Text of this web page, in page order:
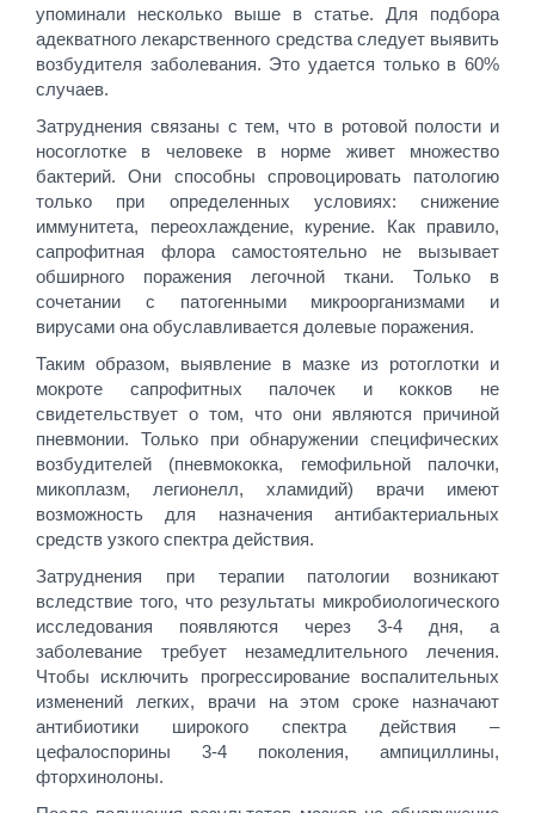
упоминали несколько выше в статье. Для подбора
адекватного лекарственного средства следует выявить
возбудителя заболевания. Это удается только в 60%
случаев.
Затруднения связаны с тем, что в ротовой полости и
носоглотке в человеке в норме живет множество
бактерий. Они способны спровоцировать патологию
только при определенных условиях: снижение
иммунитета, переохлаждение, курение. Как правило,
сапрофитная флора самостоятельно не вызывает
обширного поражения легочной ткани. Только в
сочетании с патогенными микроорганизмами и
вирусами она обуславливается долевые поражения.
Таким образом, выявление в мазке из ротоглотки и
мокроте сапрофитных палочек и кокков не
свидетельствует о том, что они являются причиной
пневмонии. Только при обнаружении специфических
возбудителей (пневмококка, гемофильной палочки,
микоплазм, легионелл, хламидий) врачи имеют
возможность для назначения антибактериальных
средств узкого спектра действия.
Затруднения при терапии патологии возникают
вследствие того, что результаты микробиологического
исследования появляются через 3-4 дня, а
заболевание требует незамедлительного лечения.
Чтобы исключить прогрессирование воспалительных
изменений легких, врачи на этом сроке назначают
антибиотики широкого спектра действия –
цефалоспорины 3-4 поколения, ампициллины,
фторхинолоны.